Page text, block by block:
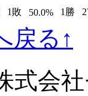
1敗 50.0% 1勝
戻る↑
式会